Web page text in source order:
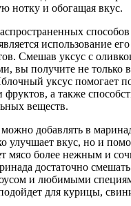
нотку и обогащая вкус.
использование
Смешав уксус с
вы получите не только
уксус помогает
фруктов, а также
веществ.
добавлять в
улучшает вкус, но и
мясо более нежным и
достаточно
и любимыми
для курицы,